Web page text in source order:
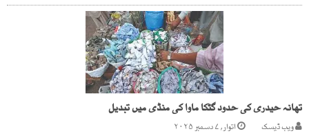
تھانہ حیدری کی حدود گٹکا ماوا کی منڈی میں تبدیل
ویب ڈیسک اتوار, ۷ دسمبر ۲۰۲۵